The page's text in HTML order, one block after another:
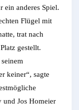
anderes Spiel.
Flügel mit
trat nach
gestellt.
keiner“, sagte
und Jos Homeier